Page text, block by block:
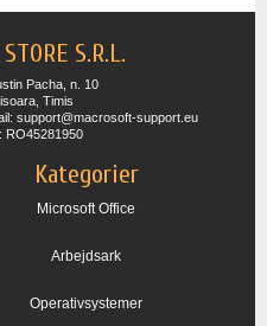
S.R.L.
Pacha, n. 10
Timis
support@macrosoft-support.eu
RO45281950
Kategorier
Microsoft Office
Arbejdsark
Operativsystemer